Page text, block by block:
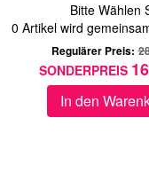
Bitte Wählen
0 Artikel wird
Regulärer Preis:
SONDERPREIS
In den